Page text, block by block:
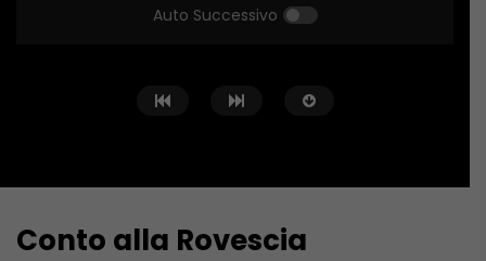
Auto Successivo
Conto alla Rovescia